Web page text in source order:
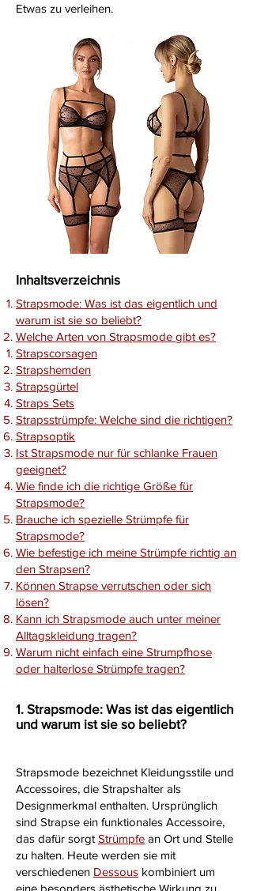
Etwas zu verleihen.
Inhaltsverzeichnis
Strapsmode: Was ist das eigentlich und
warum ist sie so beliebt?
Welche Arten von Strapsmode gibt es?
Strapscorsagen
Strapshemden
Strapsgürtel
Straps Sets
Strapsstrümpfe: Welche sind die richtigen?
Strapsoptik
Ist Strapsmode nur für schlanke Frauen
geeignet?
Wie finde ich die richtige Größe für
Strapsmode?
Brauche ich spezielle Strümpfe für
Strapsmode?
Wie befestige ich meine Strümpfe richtig an
den Strapsen?
Können Strapse verrutschen oder sich
lösen?
Kann ich Strapsmode auch unter meiner
Alltagskleidung tragen?
Warum nicht einfach eine Strumpfhose
oder halterlose Strümpfe tragen?
1. Strapsmode: Was ist das eigentlich
und warum ist sie so beliebt?
Strapsmode bezeichnet Kleidungsstile und
Accessoires, die Strapshalter als
Designmerkmal enthalten. Ursprünglich
sind Strapse ein funktionales Accessoire,
das dafür sorgt Strümpfe an Ort und Stelle
zu halten. Heute werden sie mit
verschiedenen Dessous kombiniert um
eine besonders ästhetische Wirkung zu